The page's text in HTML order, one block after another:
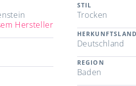
Hersteller
STIL
Trocken
HERKUNFTSLAND
Deutschland
REGION
Baden